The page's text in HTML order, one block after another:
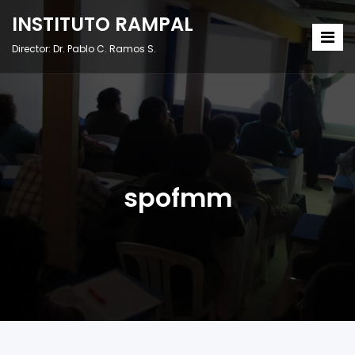
INSTITUTO RAMPAL
Director: Dr. Pablo C. Ramos S.
spofmm